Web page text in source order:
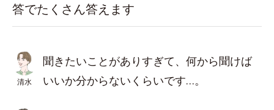
答でたくさん答えます
清水
聞きたいことがありすぎて、何から聞けば
いいか分からないくらいです…。